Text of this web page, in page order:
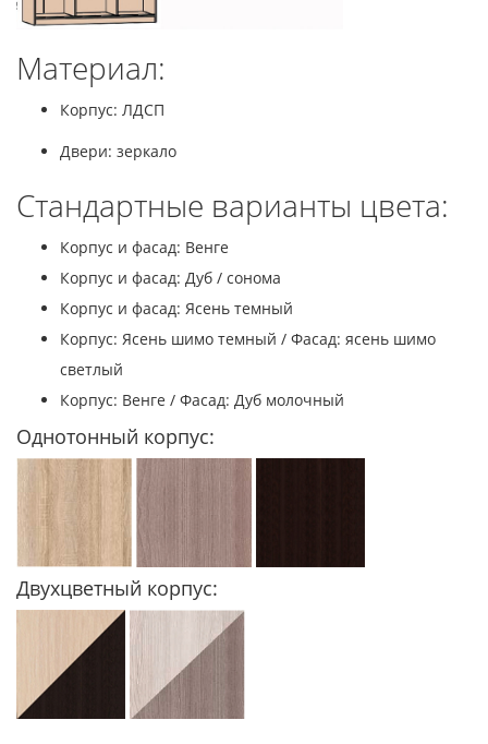
Материал:
Корпус: ЛДСП
Двери: зеркало
Стандартные варианты цвета:
Корпус и фасад: Венге
Корпус и фасад: Дуб / сонома
Корпус и фасад: Ясень темный
Корпус: Ясень шимо темный / Фасад: ясень шимо
светлый
Корпус: Венге / Фасад: Дуб молочный
Однотонный корпус:
Двухцветный корпус: